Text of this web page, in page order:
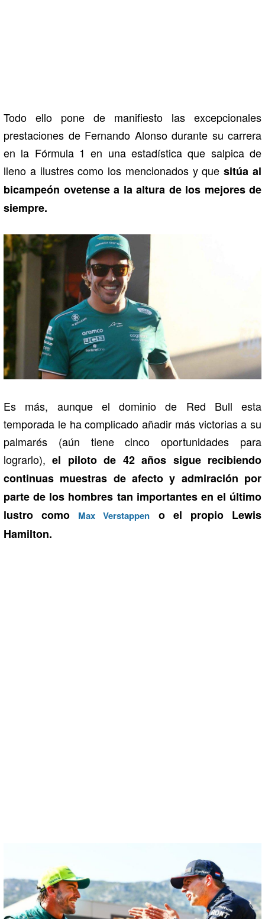
Todo ello pone de manifiesto las excepcionales
prestaciones de Fernando Alonso durante su carrera
en la Fórmula 1 en una estadística que salpica de
lleno a ilustres como los mencionados y quesitúa al
bicampeón ovetense a la altura de los mejores de
siempre.
Es más, aunque el dominio de Red Bull esta
temporada le ha complicado añadir más victorias a su
palmarés (aún tiene cinco oportunidades para
lograrlo), el piloto de 42 años sigue recibiendo
continuas muestras de afecto y admiración por
parte de los hombres tan importantes en el último
lustro como
Max Verstappen
o el propio Lewis
Hamilton.